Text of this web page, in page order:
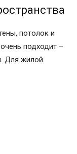
потолок и
подходит –
Для жилой